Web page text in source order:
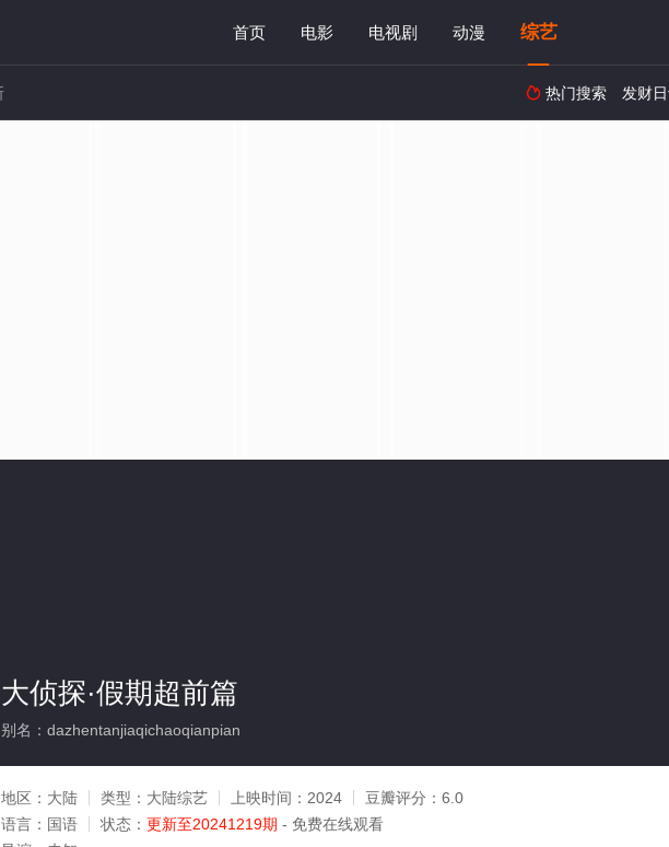
首页 电影 电视剧 动漫 综艺
 热门搜索 发财
大侦探·假期超前篇
别名：dazhentanjiaqichaoqianpian
地区： 大陆 类型： 大陆综艺 上映时间： 2024 豆瓣评分： 6.0
语言： 国语 状态： 更新至20241219期 - 免费在线观看